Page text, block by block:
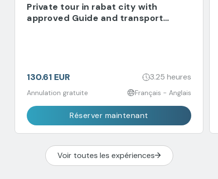
Private tour in rabat city with
approved Guide and transport
130.61 EUR 3.25 heures
Annulation gratuite Français - Anglais
Réserver maintenant
Voir toutes les expériences